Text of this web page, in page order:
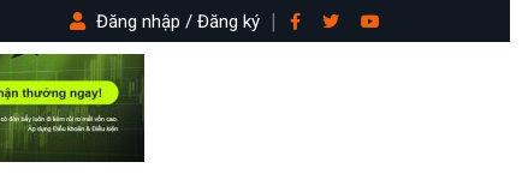
Đăng nhập / Đăng ký